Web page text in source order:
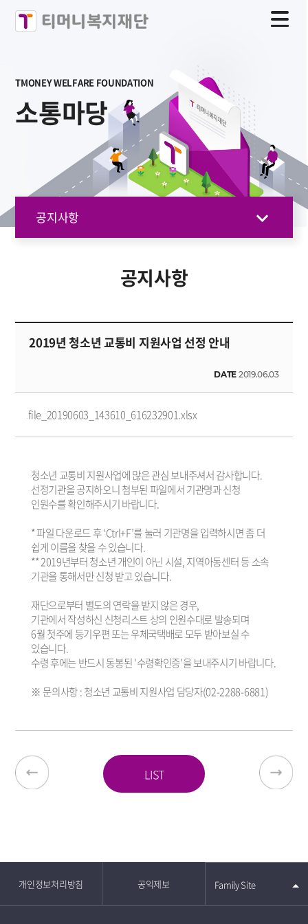
TMONEY WELFARE FOUNDATION
소통마당
공지사항
공지사항
2019년 청소년 교통비 지원사업 선정 안내
DATE 2019.06.03
file_20190603_143610_616232901.xlsx
청소년 교통비 지원사업에 많은 관심 보내주셔서 감사합니다.
선정기관을 공지하오니 첨부된 파일에서 기관명과 신청
인원수를 확인해주시기 바랍니다.
* 파일 다운로드 후 ‘Ctrl+F’를 눌러 기관명을 입력하시면 좀 더
쉽게 이름을 찾을 수 있습니다.
** 2019년부터 청소년 개인이 아닌 시설, 지역아동센터 등 소속
기관을 통해서만 신청 받고 있습니다.
재단으로부터 별도의 연락을 받지 않은 경우,
기관에서 작성하신 신청리스트 상의 인원수대로 발송되며
6월 첫주에 등기우편 또는 우체국택배로 모두 받아보실 수
있습니다.
수령 후에는 반드시 동봉된 '수령확인증'을 보내주시기 바랍니다.
※ 문의사항 : 청소년 교통비 지원사업 담당자(02-2288-6881)
LIST
개인정보처리방침 공익제보 Family Site